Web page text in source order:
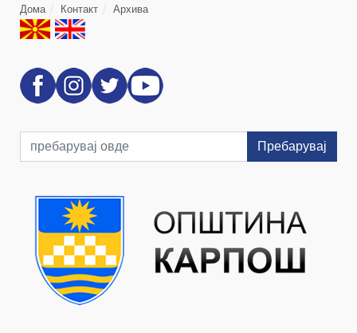
Дома Контакт Архива
Пребарувај